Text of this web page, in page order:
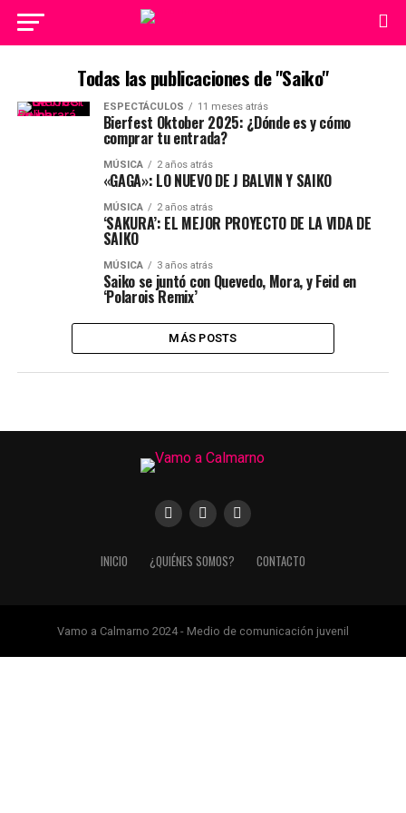
Todas las publicaciones de "Saiko"
ESPECTÁCULOS 11 meses atrás
Bierfest Oktober 2025: ¿Dónde es y cómo
comprar tu entrada?
MÚSICA 2 años atrás
«GAGA»: LO NUEVO DE J BALVIN Y SAIKO
MÚSICA 2 años atrás
‘SAKURA’: EL MEJOR PROYECTO DE LA VIDA DE
SAIKO
MÚSICA 3 años atrás
Saiko se juntó con Quevedo, Mora, y Feid en
‘Polarois Remix’
MÁS POSTS
INICIO ¿QUIÉNES SOMOS? CONTACTO
Vamo a Calmarno 2024 - Medio de comunicación juvenil